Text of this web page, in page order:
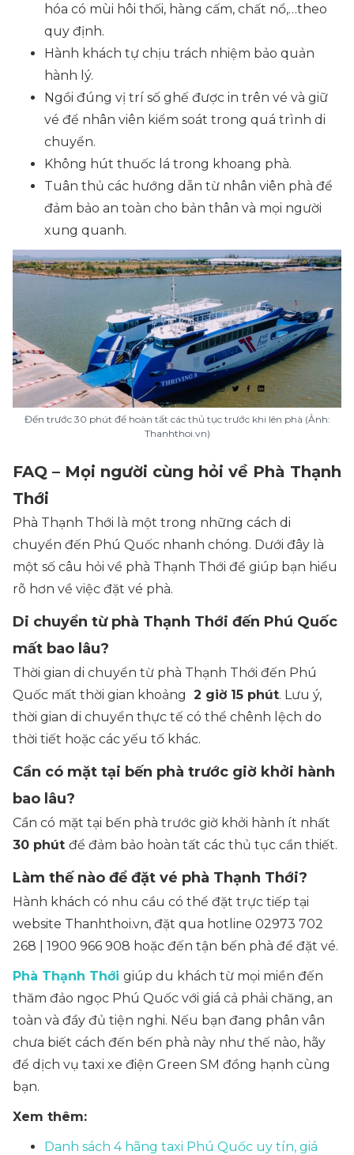
hóa có mùi hôi thối, hàng cấm, chất nổ,…theo
quy định.
Hành khách tự chịu trách nhiệm bảo quản
hành lý.
Ngồi đúng vị trí số ghế được in trên vé và giữ
vé để nhân viên kiểm soát trong quá trình di
chuyển.
Không hút thuốc lá trong khoang phà.
Tuân thủ các hướng dẫn từ nhân viên phà để
đảm bảo an toàn cho bản thân và mọi người
xung quanh.
Đến trước 30 phút để hoàn tất các thủ tục trước khi lên phà (Ảnh:
Thanhthoi.vn)
FAQ – Mọi người cùng hỏi về Phà Thạnh
Thới
Phà Thạnh Thới là một trong những cách di
chuyển đến Phú Quốc nhanh chóng. Dưới đây là
một số câu hỏi về phà Thạnh Thới để giúp bạn hiểu
rõ hơn về việc đặt vé phà.
Di chuyển từ phà Thạnh Thới đến Phú Quốc
mất bao lâu?
Thời gian di chuyển từ phà Thạnh Thới đến Phú
Quốc mất thời gian khoảng 2 giờ 15 phút. Lưu ý,
thời gian di chuyển thực tế có thể chênh lệch do
thời tiết hoặc các yếu tố khác.
Cần có mặt tại bến phà trước giờ khởi hành
bao lâu?
Cần có mặt tại bến phà trước giờ khởi hành ít nhất
30 phút để đảm bảo hoàn tất các thủ tục cần thiết.
Làm thế nào để đặt vé phà Thạnh Thới?
Hành khách có nhu cầu có thể đặt trực tiếp tại
website Thanhthoi.vn, đặt qua hotline 02973 702
268 | 1900 966 908 hoặc đến tận bến phà để đặt vé.
Phà Thạnh Thới giúp du khách từ mọi miền đến
thăm đảo ngọc Phú Quốc với giá cả phải chăng, an
toàn và đầy đủ tiện nghi. Nếu bạn đang phân vân
chưa biết cách đến bến phà này như thế nào, hãy
để dịch vụ taxi xe điện Green SM đồng hạnh cùng
bạn.
Xem thêm:
Danh sách 4 hãng taxi Phú Quốc uy tín, giá